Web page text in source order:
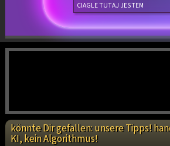
CIAGLE TUTAJ JESTEM
könnte Dir gefallen: unsere Tipps!
KI, kein Algorithmus!